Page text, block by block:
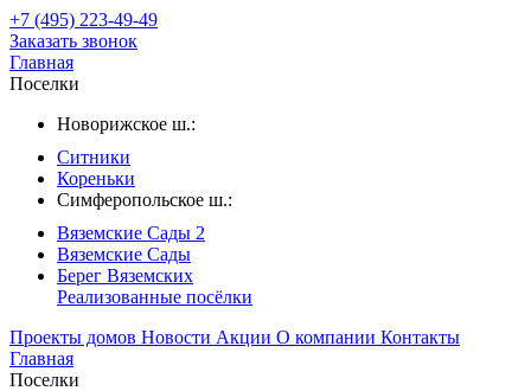
+7 (495) 223-49-49
Заказать звонок
Главная
Поселки
Новорижское ш.:
Ситники
Кореньки
Симферопольское ш.:
Вяземские Сады 2
Вяземские Сады
Берег Вяземскиx
Реализованные посёлки
Проекты домов Новости Акции О компании Контакты
Главная
Поселки